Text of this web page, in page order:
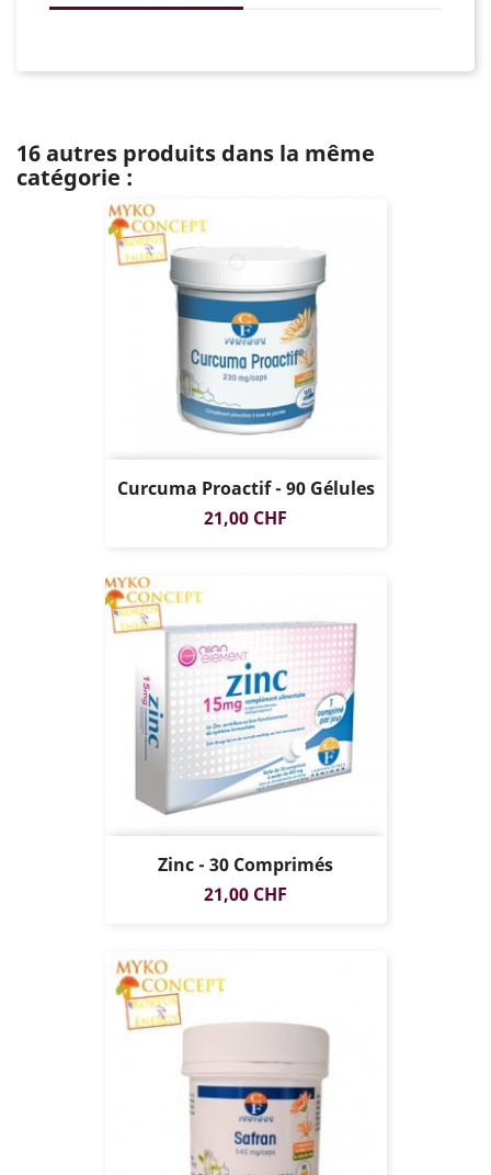
16 autres produits dans la même
catégorie :
Curcuma Proactif - 90 Gélules
Prix
21,00 CHF
Zinc - 30 Comprimés
Prix
21,00 CHF